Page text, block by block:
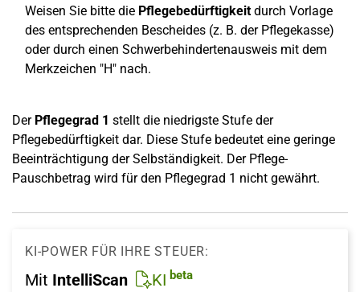
Weisen Sie bitte die Pflegebedürftigkeitdurch Vorlage
des entsprechenden Bescheides (z. B. der Pflegekasse)
oder durch einen Schwerbehindertenausweis mit dem
Merkzeichen "H" nach.
Der Pflegegrad 1 stellt die niedrigste Stufe der
Pflegebedürftigkeit dar. Diese Stufe bedeutet eine geringe
Beeinträchtigung der Selbständigkeit. Der Pflege-
Pauschbetrag wird für den Pflegegrad 1 nicht gewährt.
KI-POWER FÜR IHRE STEUER:
Mit IntelliScan KI beta